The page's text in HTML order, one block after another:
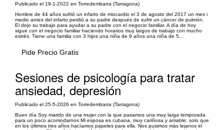
Publicado el 19-1-2022 en Torredembarra (Tarragona)
Hombre de 44 años sufrió un infarto de miocardio el 3 de agosto del 2017 un mes i
medio antes del infarto perdió a su padre después de sufrir un cáncer de pulmón.
El dejo su trabajo para ayudar a su padre con el negocio familiar. A día de hoy
sigue con el negocio familiar haciendo horarios muy largos de trabajo con mucho
estrés. Tiene una familia con 3 hijos una niña de 9 años una niña de 5...
Pide Precio Gratis
Sesiones de psicología para tratar
ansiedad, depresión
Publicado el 25-5-2026 en Torredembarra (Tarragona)
Buen día Soy marido de una mujer con la que pasamos una muy larga temporada
para un poco acomodarnos Mi esposa es cubana, muy cariñosa y amable; solo que
en los últimos tres años hacíamos papeles para ella. Nos pusimos más lejanos el